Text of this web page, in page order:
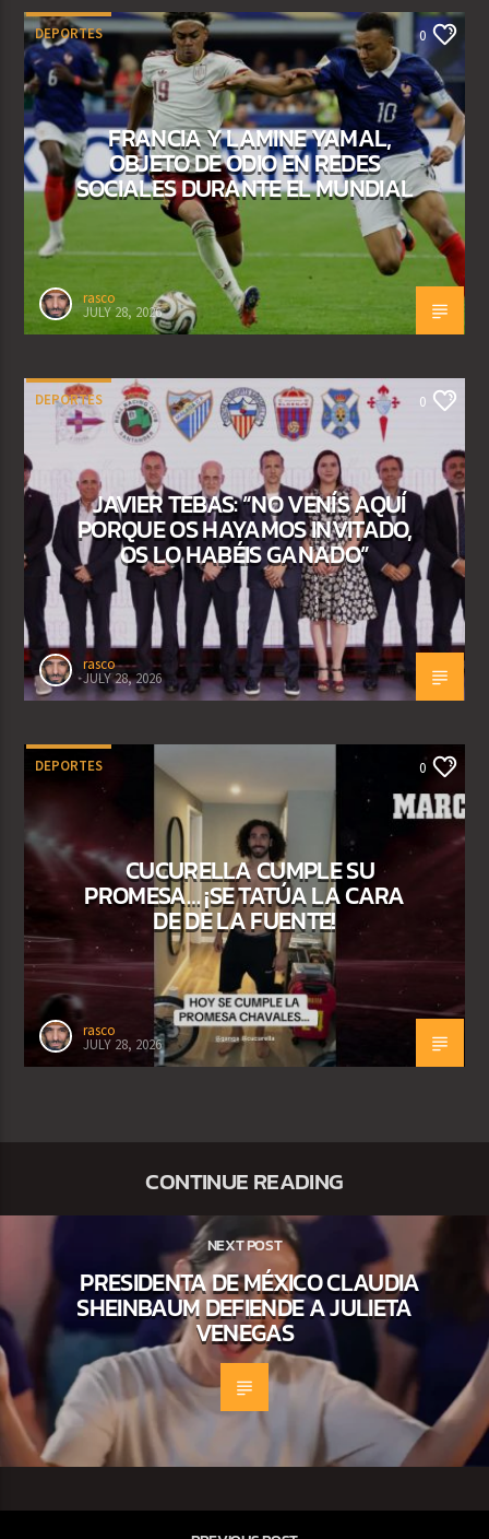
DEPORTES 0
FRANCIA Y LAMINE YAMAL,
OBJETO DE ODIO EN REDES
SOCIALES DURANTE EL MUNDIAL
rasco
JULY 28, 2026
DEPORTES 0
JAVIER TEBAS: “NO VENÍS AQUÍ
PORQUE OS HAYAMOS INVITADO,
OS LO HABÉIS GANADO”
rasco
JULY 28, 2026
DEPORTES 0
CUCURELLA CUMPLE SU
PROMESA… ¡SE TATÚA LA CARA
DE DE LA FUENTE!
rasco
JULY 28, 2026
CONTINUE READING
NEXT POST
PRESIDENTA DE MÉXICO CLAUDIA
SHEINBAUM DEFIENDE A JULIETA
VENEGAS